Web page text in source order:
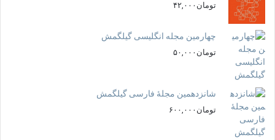
تومان ۴۲,۰۰۰
چهارمین مجله انگلیسی گیلگمش
تومان ۵۰,۰۰۰
شانزدهمین مجلهٔ فارسی گیلگمش
تومان ۶۰۰,۰۰۰